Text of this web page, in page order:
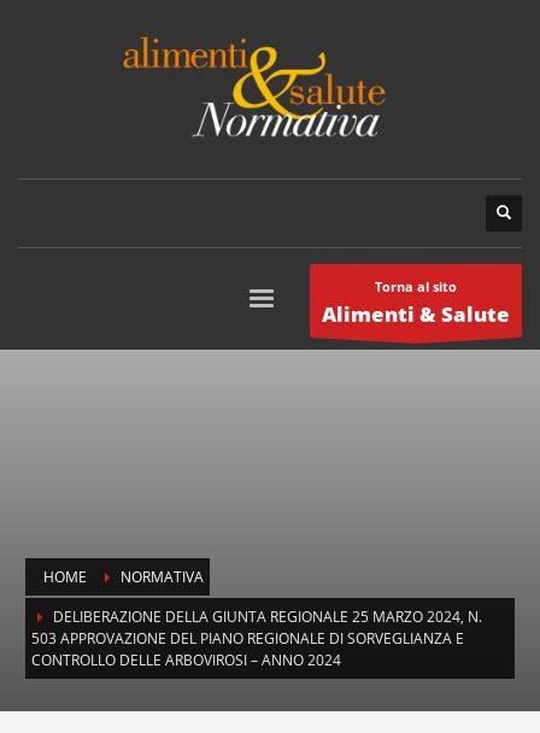
Torna al sito
Alimenti & Salute
HOME
NORMATIVA
DELIBERAZIONE DELLA GIUNTA REGIONALE 25 MARZO 2024, N.
503 APPROVAZIONE DEL PIANO REGIONALE DI SORVEGLIANZA E
CONTROLLO DELLE ARBOVIROSI – ANNO 2024